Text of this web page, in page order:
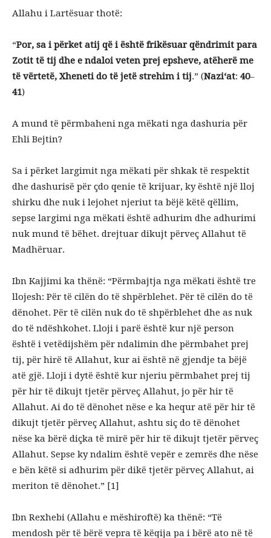
Allahu i Lartësuar thotë:
“Por, sa i përket atij që i është frikësuar qëndrimit para
Zotit të tij dhe e ndaloi veten prej epsheve, atëherë me
të vërtetë, Xheneti do të jetë strehim i tij.” (Nazi‘at: 40–
41)
A mund të përmbaheni nga mëkati nga dashuria për
Ehli Bejtin?
Sa i përket largimit nga mëkati për shkak të respektit
dhe dashurisë për çdo qenie të krijuar, ky është një lloj
shirku dhe nuk i lejohet njeriut ta bëjë këtë qëllim,
sepse largimi nga mëkati është adhurim dhe adhurimi
nuk mund të bëhet. drejtuar dikujt përveç Allahut të
Madhëruar.
Ibn Kajjimi ka thënë: “Përmbajtja nga mëkati është tre
llojesh: Për të cilën do të shpërblehet. Për të cilën do të
dënohet. Për të cilën nuk do të shpërblehet dhe as nuk
do të ndëshkohet. Lloji i parë është kur një person
është i vetëdijshëm për ndalimin dhe përmbahet prej
tij, për hirë të Allahut, kur ai është në gjendje ta bëjë
atë gjë. Lloji i dytë është kur njeriu përmbahet prej tij
për hir të dikujt tjetër përveç Allahut, jo për hir të
Allahut. Ai do të dënohet nëse e ka hequr atë për hir të
dikujt tjetër përveç Allahut, ashtu siç do të dënohet
nëse ka bërë diçka të mirë për hir të dikujt tjetër përveç
Allahut. Sepse ky ndalim është vepër e zemrës dhe nëse
e bën këtë si adhurim për dikë tjetër përveç Allahut, ai
meriton të dënohet.” [1]
Ibn Rexhebi (Allahu e mëshiroftë) ka thënë: “Të
mendosh për të bërë vepra të këqija pa i bërë ato në të